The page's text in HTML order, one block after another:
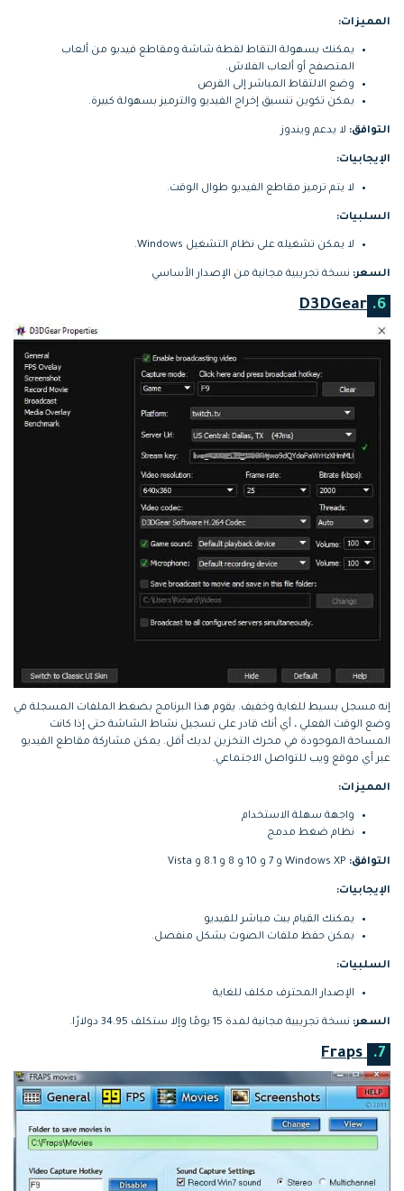
المميزات:
يمكنك بسهولة التقاط لقطة شاشة ومقاطع فيديو من ألعاب
المتصفح أو ألعاب الفلاش.
وضع الالتقاط المباشر إلى القرص
يمكن تكوين تنسيق إخراج الفيديو والترميز بسهولة كبيرة.
التوافق: لا يدعم ويندوز
الإيجابيات:
لا يتم ترميز مقاطع الفيديو طوال الوقت.
السلبيات:
لا يمكن تشغيله على نظام التشغيل Windows.
السعر: نسخة تجريبية مجانية من الإصدار الأساسي
6.
D3DGear
إنه مسجل بسيط للغاية وخفيف. يقوم هذا البرنامج بضغط الملفات المسجلة في
وضع الوقت الفعلي ، أي أنك قادر على تسجيل نشاط الشاشة حتى إذا كانت
المساحة الموجودة في محرك التخزين لديك أقل. يمكن مشاركة مقاطع الفيديو
عبر أي موقع ويب للتواصل الاجتماعي.
المميزات:
واجهة سهلة الاستخدام
نظام ضغط مدمج
التوافق: Windows XP و 7 و 10 و 8 و 8.1 و Vista
الإيجابيات:
يمكنك القيام ببث مباشر للفيديو
يمكن حفظ ملفات الصوت بشكل منفصل.
السلبيات:
الإصدار المحترف مكلف للغاية
السعر: نسخة تجريبية مجانية لمدة 15 يومًا وإلا ستكلف 34.95 دولارًا.
7.
Fraps